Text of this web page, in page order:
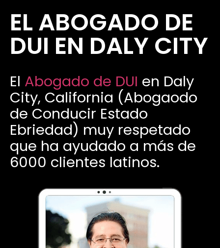
EL ABOGADO DE
DUI EN DALY CITY
El Abogado de DUI en Daly
City, California (Abogaodo
de Conducir Estado
Ebriedad) muy respetado
que ha ayudado a más de
6000 clientes latinos.